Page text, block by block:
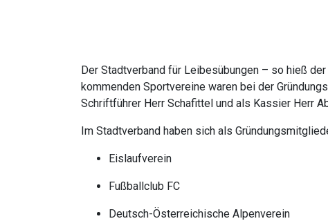
Der Stadtverband für Leibesübungen – so hieß
kommenden Sportvereine waren bei der
Schriftführer Herr Schafittel und als Kassier Herr
Im Stadtverband haben sich als
Eislaufverein
Fußballclub FC
Deutsch-Österreichische Alpenverein